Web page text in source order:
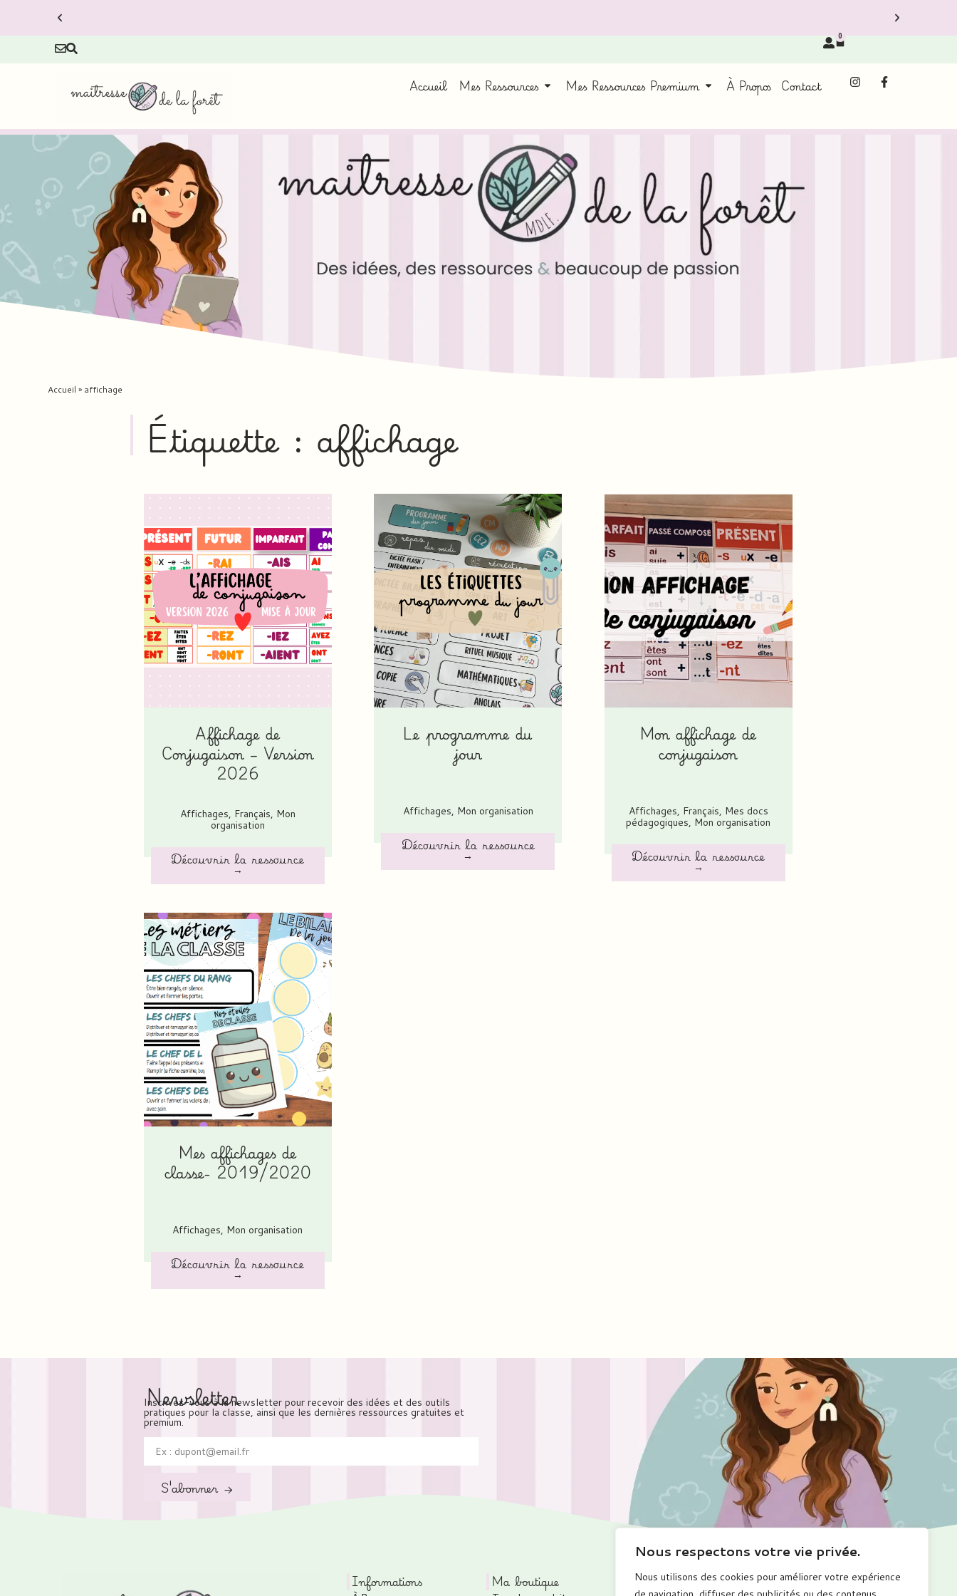
Nous respectons votre vie privée.
Nous utilisons des cookies pour améliorer votre expérience
0
Accueil Mes Ressources Mes Ressources Premium À Propos Contact
Accueil » affichage
Étiquette : affichage
Affichage de
Conjugaison – Version
2026
Affichages, Français, Mon
organisation
Découvrir la ressource
→
Le programme du
jour
Affichages, Mon organisation
Découvrir la ressource
→
Mon affichage de
conjugaison
Affichages, Français, Mes docs
pédagogiques, Mon organisation
Découvrir la ressource
→
Mes affichages de
classe- 2019/2020
Affichages, Mon organisation
Découvrir la ressource
→
Newsletter
Inscrivez-vous à la newsletter pour recevoir des idées et des outils
pratiques pour la classe, ainsi que les dernières ressources gratuites et
premium.
S'abonner →
Informations Ma boutique Me suivre